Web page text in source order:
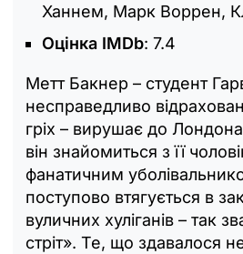
Ханнем, Марк Воррен,
Оцінка IMDb: 7.4
Метт Бакнер – студент
несправедливо
гріх – вирушає до
він знайомиться з її
фанатичним
поступово втягується в
вуличних хуліганів – так
стріт». Те, що здавалося